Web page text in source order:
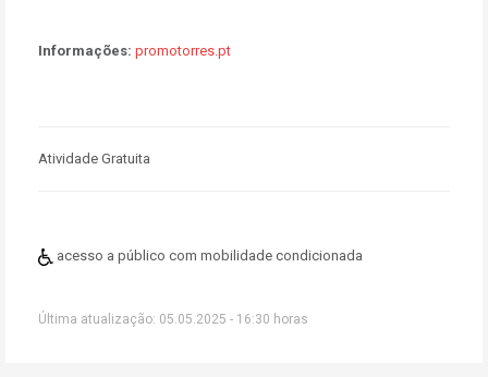
Informações: promotorres.pt
Atividade Gratuita
acesso a público com mobilidade condicionada
Última atualização: 05.05.2025 - 16:30 horas